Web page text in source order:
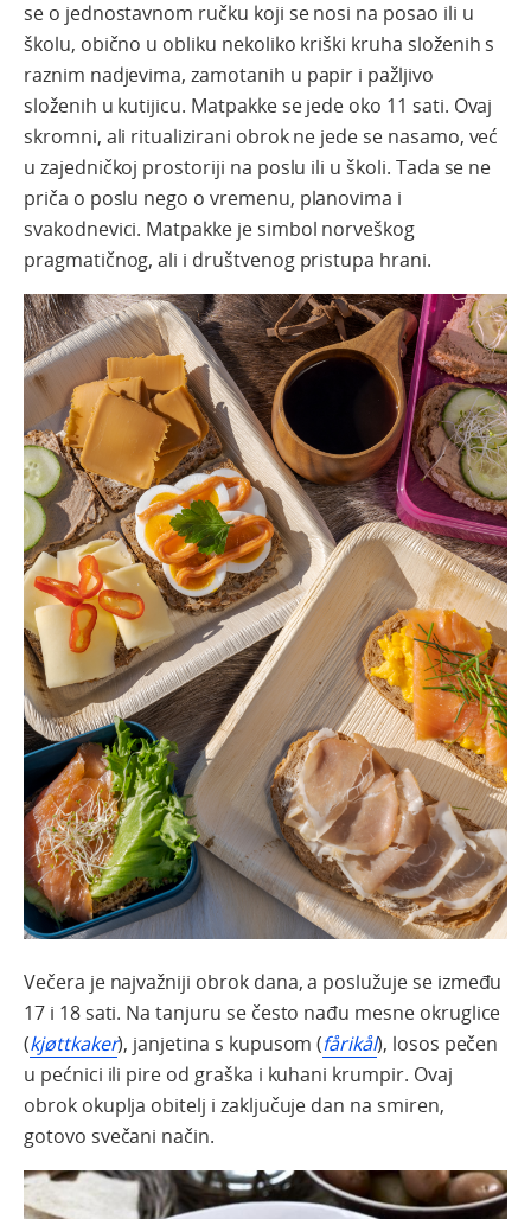
se o jednostavnom ručku koji se nosi na posao ili u
školu, obično u obliku nekoliko kriški kruha složenih s
raznim nadjevima, zamotanih u papir i pažljivo
složenih u kutijicu. Matpakke se jede oko 11 sati. Ovaj
skromni, ali ritualizirani obrok ne jede se nasamo, već
u zajedničkoj prostoriji na poslu ili u školi. Tada se ne
priča o poslu nego o vremenu, planovima i
svakodnevici. Matpakke je simbol norveškog
pragmatičnog, ali i društvenog pristupa hrani.
Večera je najvažniji obrok dana, a poslužuje se između
17 i 18 sati. Na tanjuru se često nađu mesne okruglice
(kjøttkaker), janjetina s kupusom (fårikål), losos pečen
u pećnici ili pire od graška i kuhani krumpir. Ovaj
obrok okuplja obitelj i zaključuje dan na smiren,
gotovo svečani način.